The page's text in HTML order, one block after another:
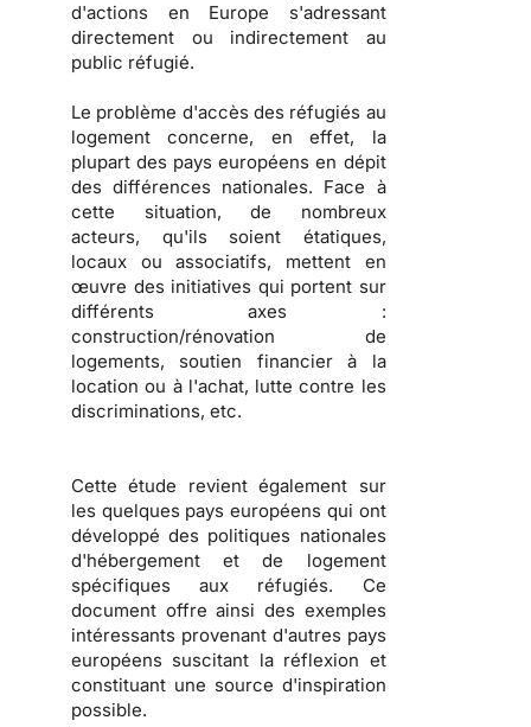
d'actions en Europe s'adressant
directement ou indirectement au
public réfugié.
Le problème d'accès des réfugiés au
logement concerne, en effet, la
plupart des pays européens en dépit
des différences nationales. Face à
cette situation, de nombreux
acteurs, qu'ils soient étatiques,
locaux ou associatifs, mettent en
œuvre des initiatives qui portent sur
différents axes :
construction/rénovation de
logements, soutien financier à la
location ou à l'achat, lutte contre les
discriminations, etc.
Cette étude revient également sur
les quelques pays européens qui ont
développé des politiques nationales
d'hébergement et de logement
spécifiques aux réfugiés. Ce
document offre ainsi des exemples
intéressants provenant d'autres pays
européens suscitant la réflexion et
constituant une source d'inspiration
possible.